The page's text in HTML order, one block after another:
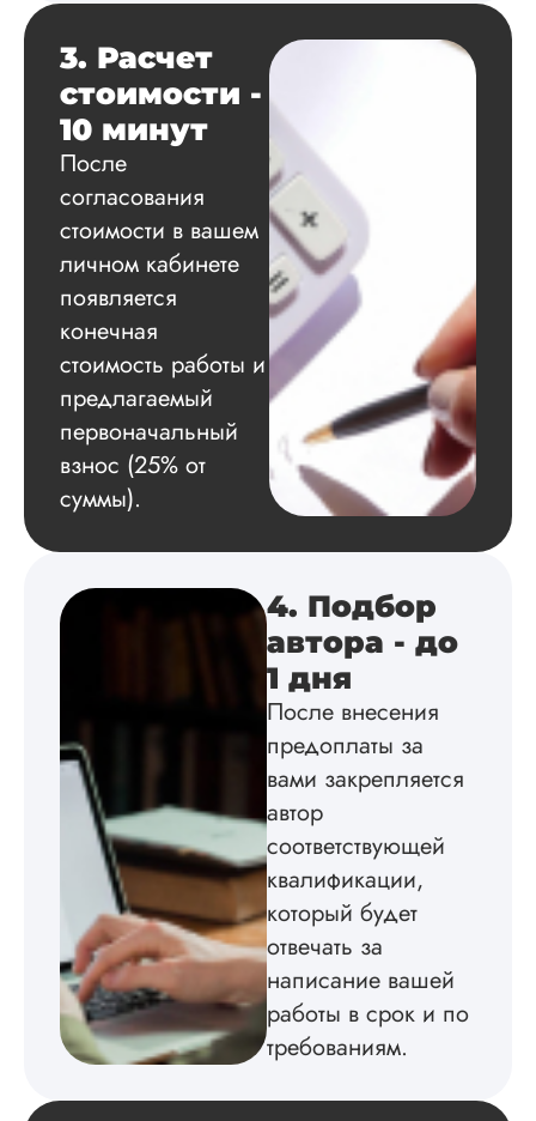
исследования,
грамотно
расчеты и подвел
Вид работы:
Диссертация
Дата:2024-11-20
Удобная форма
оплаты, есть
официальный
работу выполнили
оговоренные
сдачи,
соответствии с
Взаимодействие с
клиентами
по всем вопросам.
Благодарен.
Инна
Диссертация
Магистерскую
3. Расчет
стоимости -
10 минут
После
согласования
стоимости в вашем
личном кабинете
появляется
конечная
стоимость работы и
предлагаемый
первоначальный
взнос (25% от
суммы).
4. Подбор
автора - до
1 дня
После внесения
предоплаты за
вами закрепляется
автор
соответствующей
квалификации,
который будет
отвечать за
написание вашей
работы в срок и по
требованиям.